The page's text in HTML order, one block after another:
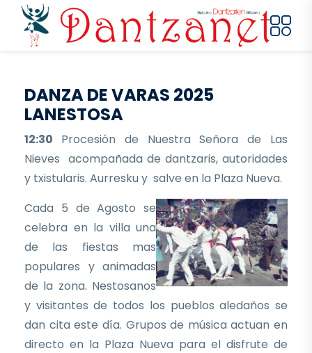
Pasar al contenido principal
DANZA DE VARAS 2025
LANESTOSA
12:30 Procesión de Nuestra Señora de Las
Nieves acompañada de dantzaris, autoridades
y txistularis. Aurresku y salve en la Plaza Nueva.
Cada 5 de Agosto se
celebra en la villa una
de las fiestas mas
populares y animadas
de la zona. Nestosanos
y visitantes de todos los pueblos aledaños se
dan cita este día. Grupos de música actuan en
directo en la Plaza Nueva para el disfrute de